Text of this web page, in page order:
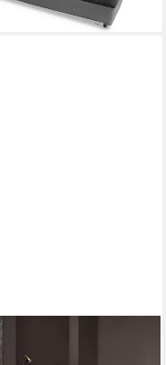
Dauer-Schlaffunktion